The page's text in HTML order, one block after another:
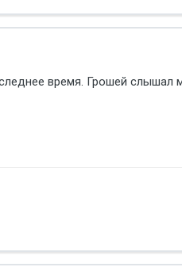
время. Грошей слышал